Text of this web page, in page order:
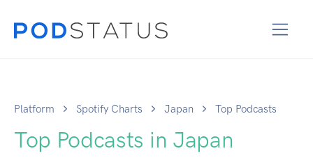
Platform Spotify Charts Japan Top Podcasts
Top Podcasts in Japan